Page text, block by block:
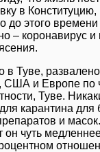
в
этого
– коронавирус
в Туве,
США и Европе
Туве.
карантина
и
он чуть